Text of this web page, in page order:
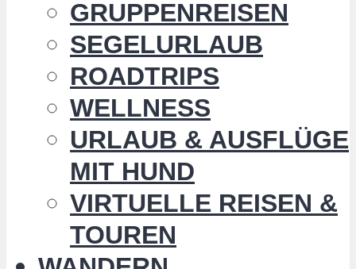
GRUPPENREISEN
SEGELURLAUB
ROADTRIPS
WELLNESS
URLAUB & AUSFLÜGE
MIT HUND
VIRTUELLE REISEN &
TOUREN